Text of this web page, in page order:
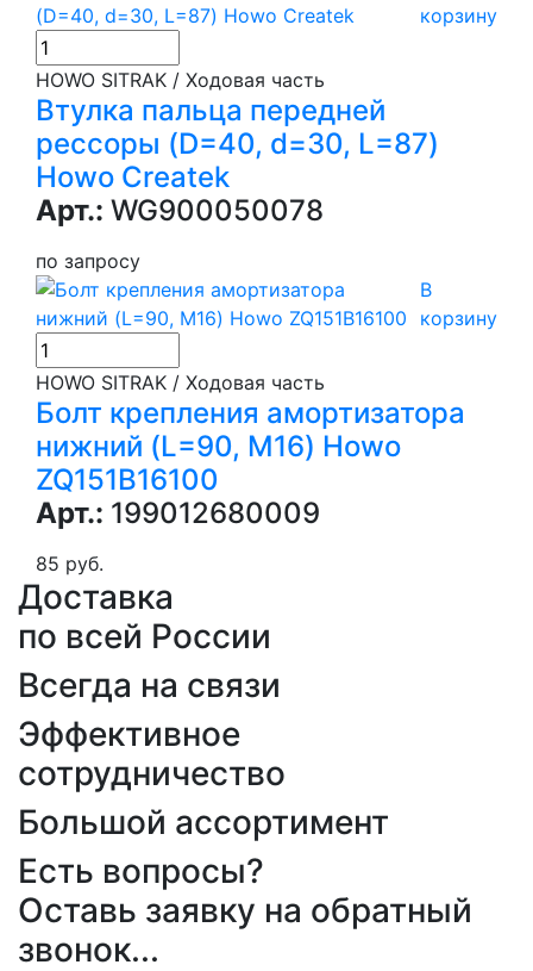
корзину
HOWO SITRAK / Ходовая часть
Втулка пальца передней
рессоры (D=40, d=30, L=87)
Howo Createk
Арт.: WG900050078
по запросу
В
корзину
HOWO SITRAK / Ходовая часть
Болт крепления амортизатора
нижний (L=90, M16) Howo
ZQ151B16100
Арт.: 199012680009
85 руб.
Доставка
по всей России
Всегда на связи
Эффективное
сотрудничество
Большой ассортимент
Есть вопросы?
Оставь заявку на обратный
звонок...